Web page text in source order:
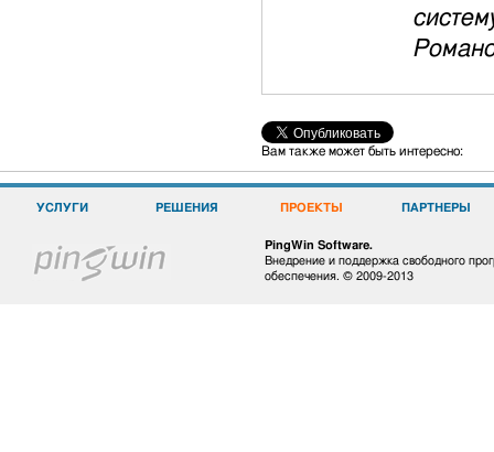
Вам также может быть интересно:
УСЛУГИ РЕШЕНИЯ ПРОЕКТЫ ПАРТНЕРЫ
PingWin Software.
Внедрение и поддержка свободного
обеспечения. © 2009-2013